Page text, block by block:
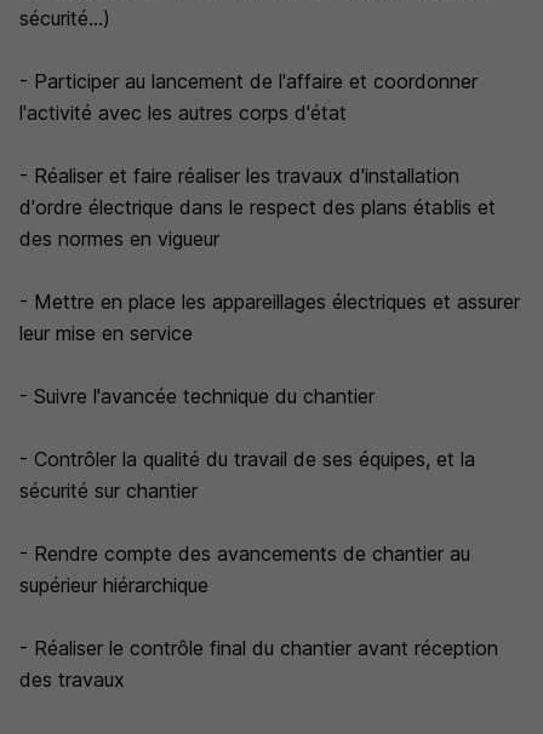
sécurité...)
- Participer au lancement de l'affaire et coordonner
l'activité avec les autres corps d'état
- Réaliser et faire réaliser les travaux d'installation
d'ordre électrique dans le respect des plans établis et
des normes en vigueur
- Mettre en place les appareillages électriques et assurer
leur mise en service
- Suivre l'avancée technique du chantier
- Contrôler la qualité du travail de ses équipes, et la
sécurité sur chantier
- Rendre compte des avancements de chantier au
supérieur hiérarchique
- Réaliser le contrôle final du chantier avant réception
des travaux